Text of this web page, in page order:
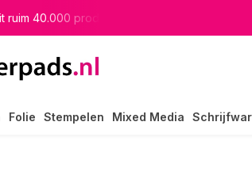
ruim 40.000 producten
Folie Stempelen Mixed Media